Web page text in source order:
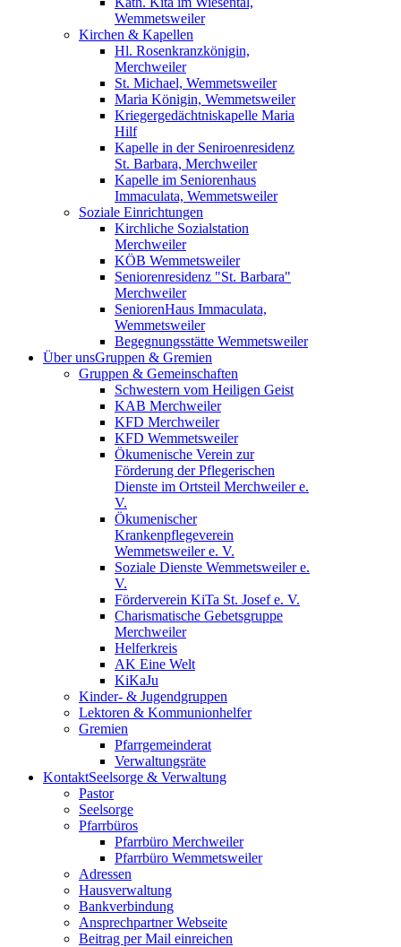
Wemmetsweiler
Kirchen & Kapellen
Hl. Rosenkranzkönigin,
Merchweiler
St. Michael, Wemmetsweiler
Maria Königin, Wemmetsweiler
Kriegergedächtniskapelle Maria
Hilf
Kapelle in der Seniroenresidenz
St. Barbara, Merchweiler
Kapelle im Seniorenhaus
Immaculata, Wemmetsweiler
Soziale Einrichtungen
Kirchliche Sozialstation
Merchweiler
KÖB Wemmetsweiler
Seniorenresidenz "St. Barbara"
Merchweiler
SeniorenHaus Immaculata,
Wemmetsweiler
Begegnungsstätte Wemmetsweiler
Über unsGruppen & Gremien
Gruppen & Gemeinschaften
Schwestern vom Heiligen Geist
KAB Merchweiler
KFD Merchweiler
KFD Wemmetsweiler
Ökumenische Verein zur
Förderung der Pflegerischen
Dienste im Ortsteil Merchweiler e.
V.
Ökumenischer
Krankenpflegeverein
Wemmetsweiler e. V.
Soziale Dienste Wemmetsweiler e.
V.
Förderverein KiTa St. Josef e. V.
Charismatische Gebetsgruppe
Merchweiler
Helferkreis
AK Eine Welt
KiKaJu
Kinder- & Jugendgruppen
Lektoren & Kommunionhelfer
Gremien
Pfarrgemeinderat
Verwaltungsräte
KontaktSeelsorge & Verwaltung
Pastor
Seelsorge
Pfarrbüros
Pfarrbüro Merchweiler
Pfarrbüro Wemmetsweiler
Adressen
Hausverwaltung
Bankverbindung
Ansprechpartner Webseite
Beitrag per Mail einreichen